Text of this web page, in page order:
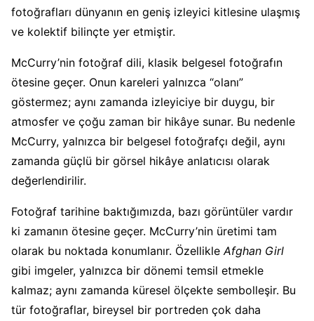
fotoğrafları dünyanın en geniş izleyici kitlesine ulaşmış
ve kolektif bilinçte yer etmiştir.
McCurry’nin fotoğraf dili, klasik belgesel fotoğrafın
ötesine geçer. Onun kareleri yalnızca “olanı”
göstermez; aynı zamanda izleyiciye bir duygu, bir
atmosfer ve çoğu zaman bir hikâye sunar. Bu nedenle
McCurry, yalnızca bir belgesel fotoğrafçı değil, aynı
zamanda güçlü bir görsel hikâye anlatıcısı olarak
değerlendirilir.
Fotoğraf tarihine baktığımızda, bazı görüntüler vardır
ki zamanın ötesine geçer. McCurry’nin üretimi tam
olarak bu noktada konumlanır. Özellikle Afghan Girl
gibi imgeler, yalnızca bir dönemi temsil etmekle
kalmaz; aynı zamanda küresel ölçekte sembolleşir. Bu
tür fotoğraflar, bireysel bir portreden çok daha